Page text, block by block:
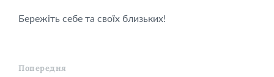
Бережіть себе та своїх близьких!
Попередня